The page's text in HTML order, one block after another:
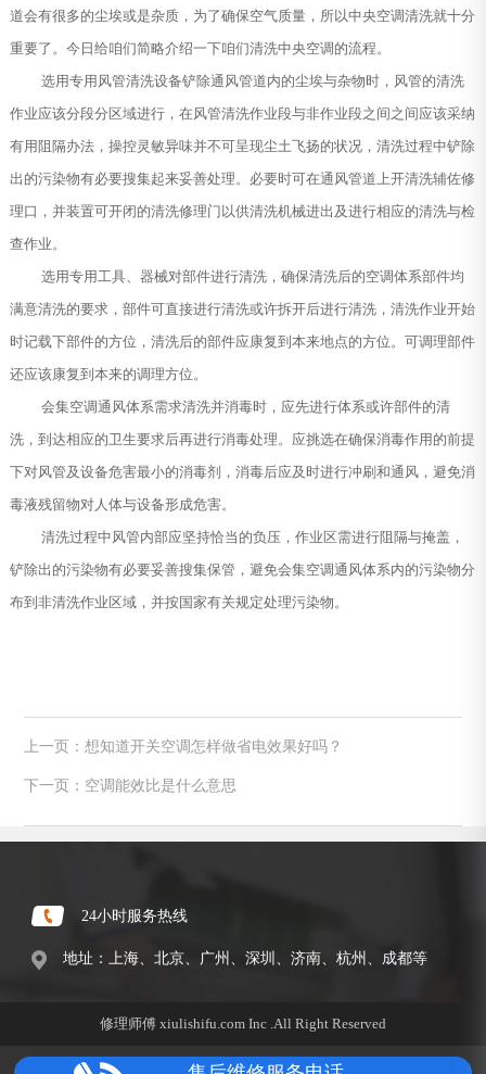
道会有很多的尘埃或是杂质，为了确保空气质量，所以中央空调清洗就十分
重要了。今日给咱们简略介绍一下咱们清洗中央空调的流程。
选用专用风管清洗设备铲除通风管道内的尘埃与杂物时，风管的清洗
作业应该分段分区域进行，在风管清洗作业段与非作业段之间之间应该采纳
有用阻隔办法，操控灵敏异味并不可呈现尘土飞扬的状况，清洗过程中铲除
出的污染物有必要搜集起来妥善处理。必要时可在通风管道上开清洗辅佐修
理口，并装置可开闭的清洗修理门以供清洗机械进出及进行相应的清洗与检
查作业。
选用专用工具、器械对部件进行清洗，确保清洗后的空调体系部件均
满意清洗的要求，部件可直接进行清洗或许拆开后进行清洗，清洗作业开始
时记载下部件的方位，清洗后的部件应康复到本来地点的方位。可调理部件
还应该康复到本来的调理方位。
会集空调通风体系需求清洗并消毒时，应先进行体系或许部件的清
洗，到达相应的卫生要求后再进行消毒处理。应挑选在确保消毒作用的前提
下对风管及设备危害最小的消毒剂，消毒后应及时进行冲刷和通风，避免消
毒液残留物对人体与设备形成危害。
清洗过程中风管内部应坚持恰当的负压，作业区需进行阻隔与掩盖，
铲除出的污染物有必要妥善搜集保管，避免会集空调通风体系内的污染物分
布到非清洗作业区域，并按国家有关规定处理污染物。
上一页：想知道开关空调怎样做省电效果好吗？
下一页：空调能效比是什么意思
24小时服务热线
地址：上海、北京、广州、深圳、济南、杭州、成都等
修理师傅 xiulishifu.com Inc .All Right Reserved